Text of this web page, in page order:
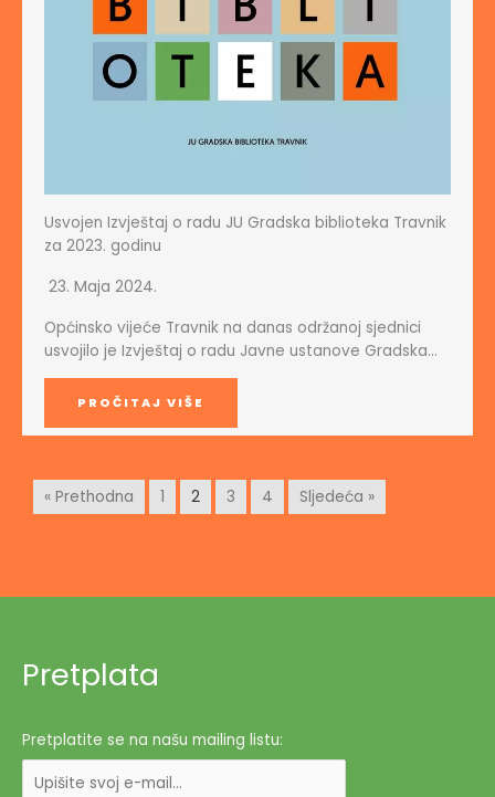
Usvojen Izvještaj o radu JU Gradska biblioteka Travnik
za 2023. godinu
23. Maja 2024.
Općinsko vijeće Travnik na danas održanoj sjednici
usvojilo je Izvještaj o radu Javne ustanove Gradska…
PROČITAJ VIŠE
« Prethodna 1 2 3 4 Sljedeća »
Pretplata
Pretplatite se na našu mailing listu: